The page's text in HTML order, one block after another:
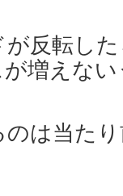
反転し
が増えな
は当た